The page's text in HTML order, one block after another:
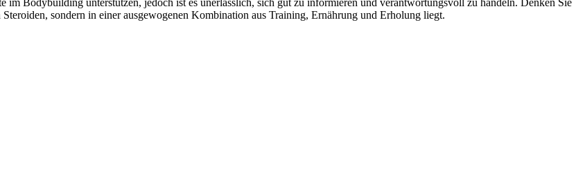
Bodybuilding unterstützen, jedoch ist es unerlässlich, sich gut zu informieren und verantwortungsvoll zu handeln. Denken Sie
sondern in einer ausgewogenen Kombination aus Training, Ernährung und Erholung liegt.